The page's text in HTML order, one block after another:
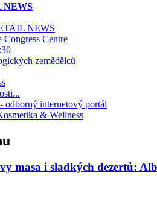
NEWS
NEWS
masa i sladkých dezertů: